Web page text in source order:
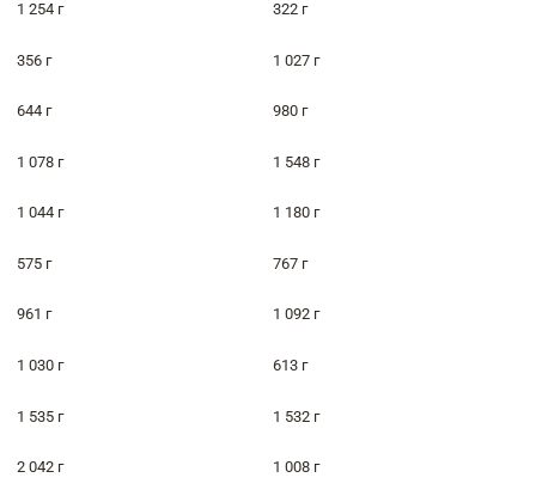
1 254 г 322 г
356 г 1 027 г
644 г 980 г
1 078 г 1 548 г
1 044 г 1 180 г
575 г 767 г
961 г 1 092 г
1 030 г 613 г
1 535 г 1 532 г
2 042 г 1 008 г